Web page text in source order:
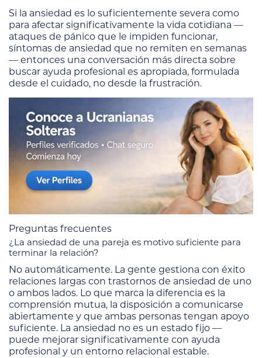
Si la ansiedad es lo suficientemente severa como
para afectar significativamente la vida cotidiana —
ataques de pánico que le impiden funcionar,
síntomas de ansiedad que no remiten en semanas
— entonces una conversación más directa sobre
buscar ayuda profesional es apropiada, formulada
desde el cuidado, no desde la frustración.
Preguntas frecuentes
¿La ansiedad de una pareja es motivo suficiente para
terminar la relación?
No automáticamente. La gente gestiona con éxito
relaciones largas con trastornos de ansiedad de uno
o ambos lados. Lo que marca la diferencia es la
comprensión mutua, la disposición a comunicarse
abiertamente y que ambas personas tengan apoyo
suficiente. La ansiedad no es un estado fijo —
puede mejorar significativamente con ayuda
profesional y un entorno relacional estable.